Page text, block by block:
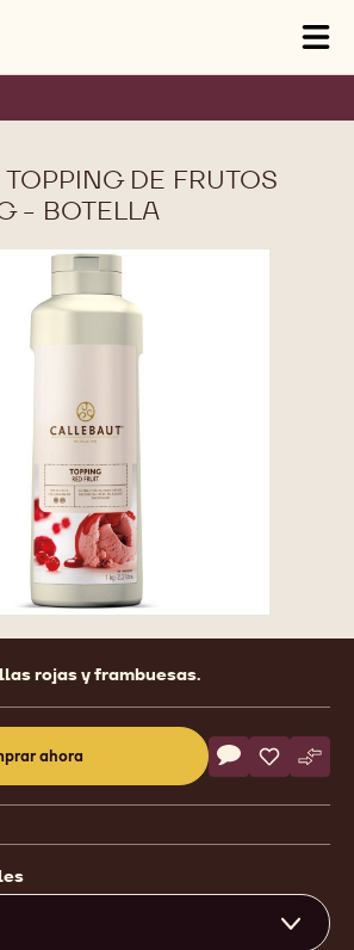
DE FRUTOS
- BOTELLA
rojas y frambuesas.
ahora
a
window)
Actions
Escriba un
- TOPPINGS -
Guardar
- -